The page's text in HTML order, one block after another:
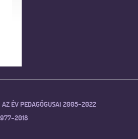
AZ ÉV PEDAGÓGUSAI 2005–2022